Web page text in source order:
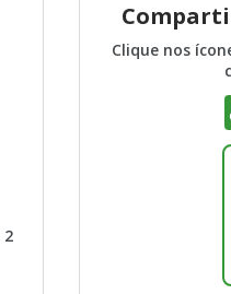
2
Clique nos